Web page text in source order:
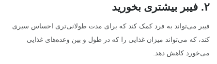
۲. فیبر بیشتری بخورید
فیبر می‌تواند به فرد کمک کند که برای مدت طولانی‌تری احساس سیری
کند، که می‌تواند میزان غذایی را که در طول و بین وعده‌های غذایی
می‌خورد کاهش دهد.